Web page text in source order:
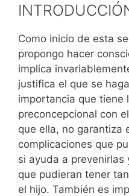
Como inicio de esta
propongo hacer
implica
justifica el que se
importancia que tiene
preconcepcional con
que ella, no garantiza
complicaciones que
si ayuda a
que pudieran tener
el hijo. También es